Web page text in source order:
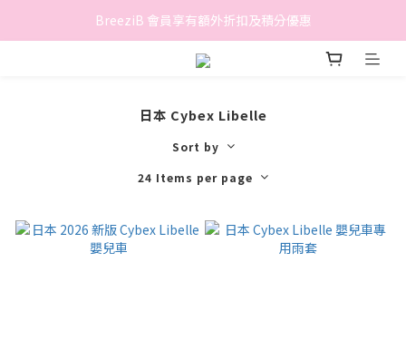
香港地區滿$500免費送貨 (離島區及偏遠地區除外)
BreeziB 會員享有額外折扣及積分優惠
香港地區滿$500免費送貨 (離島區及偏遠地區除外)
日本 Cybex Libelle
Sort by
24 Items per page